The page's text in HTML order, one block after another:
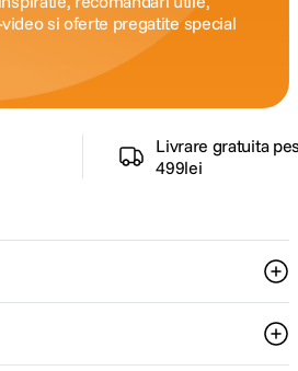
si oferte pregatite special
Livrare gratuita
499lei